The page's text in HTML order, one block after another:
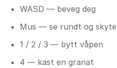
WASD — beveg deg
Mus — se rundt og skyte
1 / 2 / 3 — bytt våpen
4 — kast en granat